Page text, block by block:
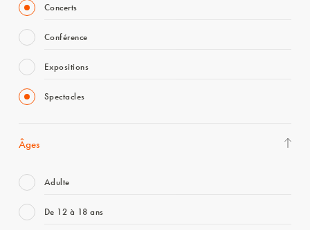
Concerts
Conférence
Expositions
Spectacles
Âges
Adulte
De 12 à 18 ans